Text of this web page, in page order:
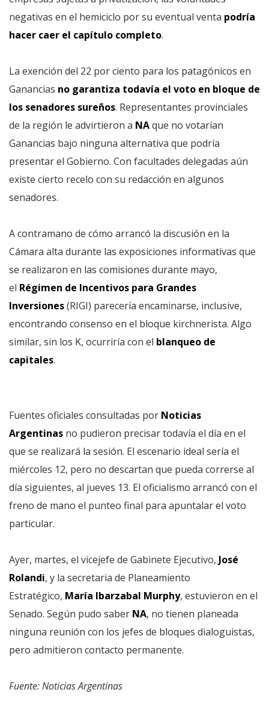
negativas en el hemiciclo por su eventual venta podría
hacer caer el capítulo completo.
La exención del 22 por ciento para los patagónicos en
Ganancias no garantiza todavía el voto en bloque de
los senadores sureños. Representantes provinciales
de la región le advirtieron a NAque no votarían
Ganancias bajo ninguna alternativa que podría
presentar el Gobierno. Con facultades delegadas aún
existe cierto recelo con su redacción en algunos
senadores.
A contramano de cómo arrancó la discusión en la
Cámara alta durante las exposiciones informativas que
se realizaron en las comisiones durante mayo,
el Régimen de Incentivos para Grandes
Inversiones(RIGI) parecería encaminarse, inclusive,
encontrando consenso en el bloque kirchnerista. Algo
similar, sin los K, ocurriría con el blanqueo de
capitales.
Fuentes oficiales consultadas por Noticias
Argentinas no pudieron precisar todavía el día en el
que se realizará la sesión. El escenario ideal sería el
miércoles 12, pero no descartan que pueda correrse al
día siguientes, al jueves 13. El oficialismo arrancó con el
freno de mano el punteo final para apuntalar el voto
particular.
Ayer, martes, el vicejefe de Gabinete Ejecutivo, José
Rolandi, y la secretaria de Planeamiento
Estratégico, María Ibarzabal Murphy, estuvieron en el
Senado. Según pudo saber NA, no tienen planeada
ninguna reunión con los jefes de bloques dialoguistas,
pero admitieron contacto permanente.
Fuente: Noticias Argentinas